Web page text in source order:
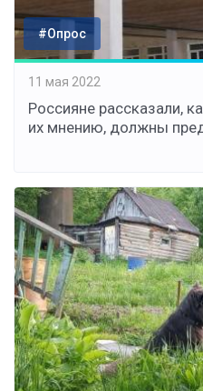
#Опрос
11 мая 2022
Россияне рассказали,
их мнению, должны